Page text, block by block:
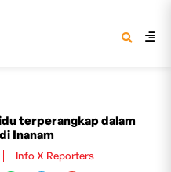
terperangkap dalam
Inanam
Info X Reporters